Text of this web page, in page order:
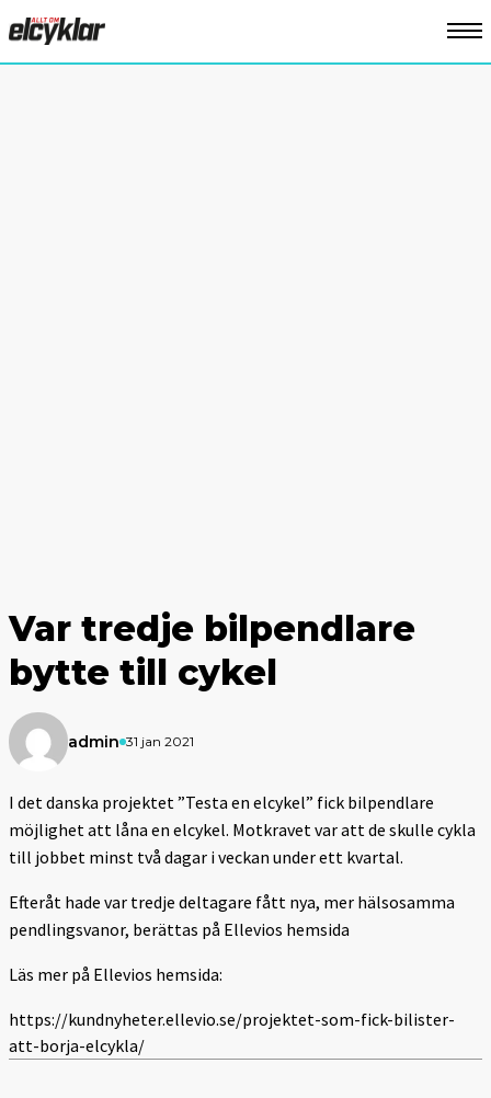
Var tredje bilpendlare
bytte till cykel
admin 31 jan 2021
I det danska projektet ”Testa en elcykel” fick bilpendlare
möjlighet att låna en elcykel. Motkravet var att de skulle cykla
till jobbet minst två dagar i veckan under ett kvartal.
Efteråt hade var tredje deltagare fått nya, mer hälsosamma
pendlingsvanor, berättas på Ellevios hemsida
Läs mer på Ellevios hemsida:
https://kundnyheter.ellevio.se/projektet-som-fick-bilister-
att-borja-elcykla/